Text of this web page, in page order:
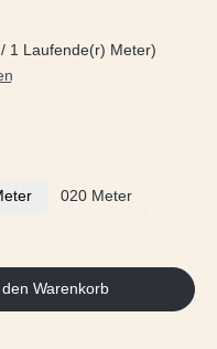
1 Laufende(r) Meter)
020 Meter
den Warenkorb